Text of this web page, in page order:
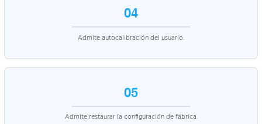
04
Admite autocalibración del usuario.
05
Admite restaurar la configuración de fábrica.